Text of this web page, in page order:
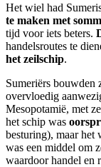
Het wiel had
te maken met
tijd voor iets beters.
handelsroutes te
het zeilschip.
Sumeriërs bouwden
overvloedig
Mesopotamië, met
het schip was
besturing), maar het
was een middel om
waardoor handel en